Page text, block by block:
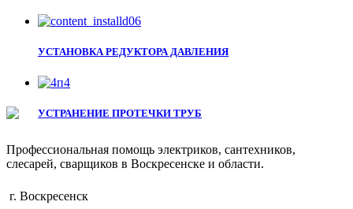
УСТАНОВКА РЕДУКТОРА ДАВЛЕНИЯ
УСТРАНЕНИЕ ПРОТЕЧКИ ТРУБ
Профессиональная помощь электриков, сантехников,
слесарей, сварщиков в Воскресенске и области.
г. Воскресенск